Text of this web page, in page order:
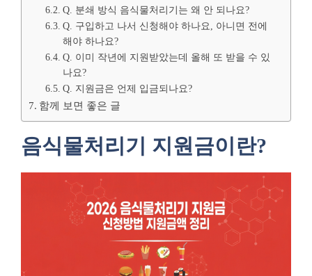
Q. 분쇄 방식 음식물처리기는 왜 안 되나요?
Q. 구입하고 나서 신청해야 하나요, 아니면 전에
해야 하나요?
Q. 이미 작년에 지원받았는데 올해 또 받을 수 있
나요?
Q. 지원금은 언제 입금되나요?
함께 보면 좋은 글
음식물처리기 지원금이란?